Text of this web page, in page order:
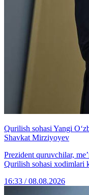
Qurilish sohasi Yangi
Shavkat Mirziyoyev
Prezident quruvchilar,
Qurilish sohasi xodimlari
16:33 / 08.08.2026